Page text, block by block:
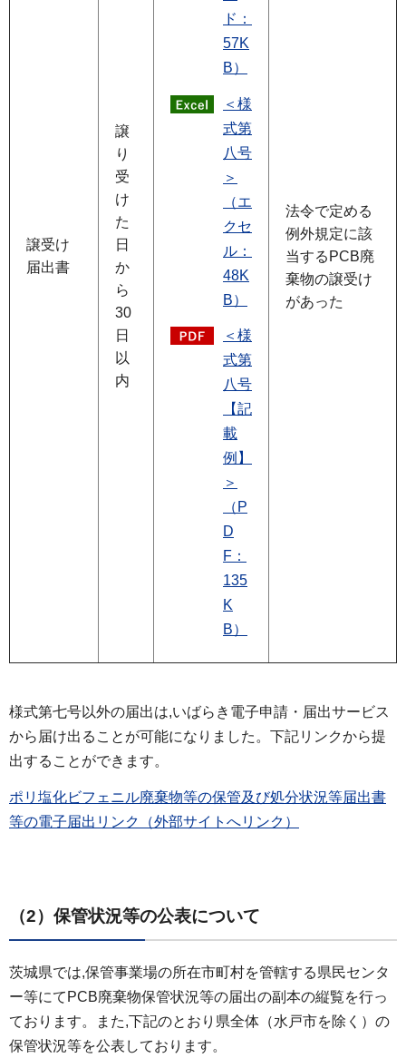
譲受け
届出書
譲
り
受
け
た
日
か
ら
30
日
以
内
ド：
57K
B）
＜様
式第
八号
＞
（エ
クセ
ル：
48K
B）
＜様
式第
八号
【記
載
例】
＞
（P
D
F：
135
K
B）
法令で定める
例外規定に該
当するPCB廃
棄物の譲受け
があった
様式第七号以外の届出は,いばらき電子申請・届出サービス
から届け出ることが可能になりました。下記リンクから提
出することができます。
ポリ塩化ビフェニル廃棄物等の保管及び処分状況等届出書
等の電子届出リンク（外部サイトへリンク）
（2）保管状況等の公表について
茨城県では,保管事業場の所在市町村を管轄する県民センタ
ー等にてPCB廃棄物保管状況等の届出の副本の縦覧を行っ
ております。また,下記のとおり県全体（水戸市を除く）の
保管状況等を公表しております。